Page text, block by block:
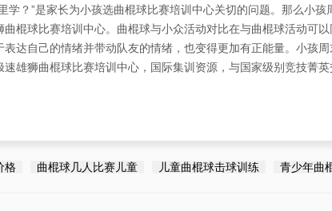
学？”是家长为小孩选曲棍球比赛培训中心关切的问题。那么小孩
曲棍球比赛培训中心。曲棍球与小众活动对比在与曲棍球活动可
表达自己的情绪并带动队友的情绪，也变得更加有正能量。小孩
雄狮曲棍球比赛培训中心，国际集训资源，与国家级别竞技菁英
格 曲棍球几人比赛儿童 儿童曲棍球击球训练 青少年曲